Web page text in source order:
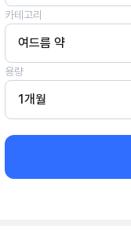
카테고리
여드름 약
용량
1개월